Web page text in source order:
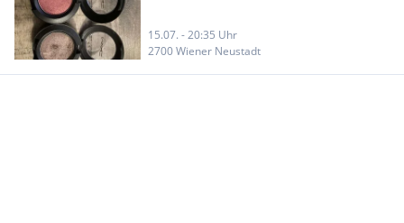
15.07. - 20:35 Uhr
2700 Wiener Neustadt